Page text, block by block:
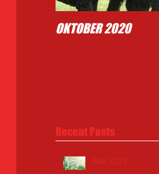
OKTOBER 2020
Recent Posts
Mai 2023